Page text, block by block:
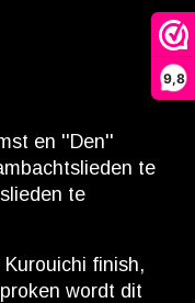
9,8
en ''Den''
te
te
finish,
wordt dit